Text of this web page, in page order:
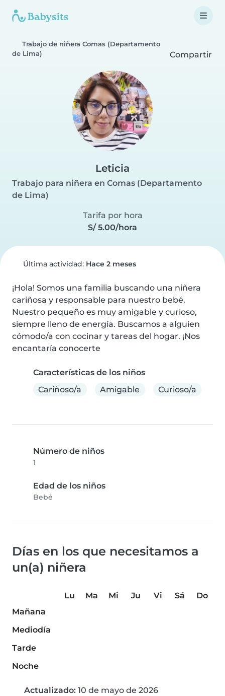
Trabajo de niñera Comas (Departamento
de Lima)
Compartir
Leticia
Trabajo para niñera en Comas (Departamento
de Lima)
Tarifa por hora
S/ 5.00/hora
Última actividad: Hace 2 meses
¡Hola! Somos una familia buscando una niñera
cariñosa y responsable para nuestro bebé.
Nuestro pequeño es muy amigable y curioso,
siempre lleno de energía. Buscamos a alguien
cómodo/a con cocinar y tareas del hogar. ¡Nos
encantaría conocerte
Características de los niños
Cariñoso/a
Amigable Curioso/a
Número de niños
1
Edad de los niños
Bebé
Días en los que necesitamos a
un(a) niñera
Lu Ma Mi Ju Vi Sá
Do
Mañana
Mediodía
Tarde
Noche
Actualizado: 10 de mayo de 2026